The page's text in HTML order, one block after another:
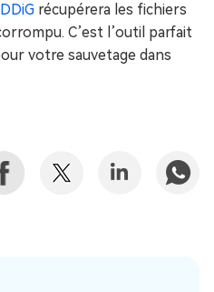
récupérera les fichiers
C’est l’outil parfait
votre sauvetage dans